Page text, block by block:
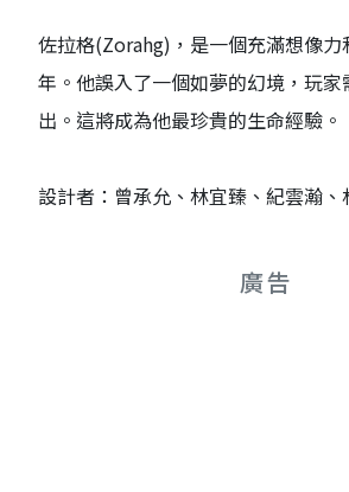
佐拉格(Zorahg)，是一個充滿想像力
年。他誤入了一個如夢的幻境，玩家
出。這將成為他最珍貴的生命經驗。
設計者：曾承允、林宜臻、紀雲瀚、
廣告